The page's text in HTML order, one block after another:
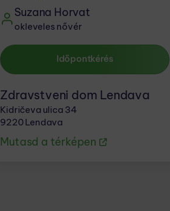
Suzana Horvat
okleveles nővér
Időpontkérés
Zdravstveni dom Lendava
Kidričeva ulica 34
9220 Lendava
Mutasd a térképen